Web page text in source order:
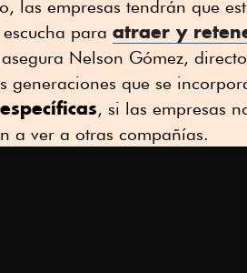
las empresas tendrán que
para atraer y
Nelson Gómez,
generaciones que se
, si las empresas
a ver a otras compañías.